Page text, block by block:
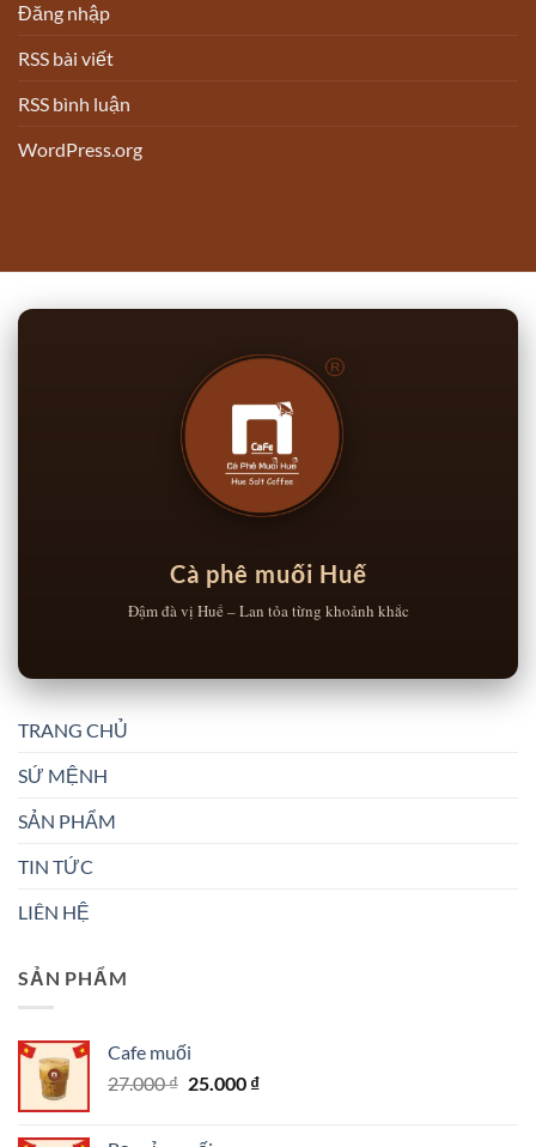
Đăng nhập
RSS bài viết
RSS bình luận
WordPress.org
Cà phê muối Huế
Đậm đà vị Huế – Lan tỏa từng khoảnh khắc
TRANG CHỦ
SỨ MỆNH
SẢN PHẨM
TIN TỨC
LIÊN HỆ
SẢN PHẨM
Cafe muối
27.000₫ Giá
25.000 ₫Giá